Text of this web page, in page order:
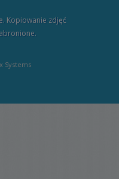
Kopiowanie zdjęć
Systems